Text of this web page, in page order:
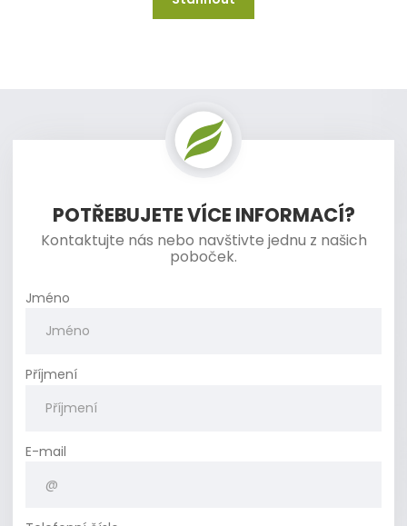
POTŘEBUJETE VÍCE INFORMACÍ?
Kontaktujte nás nebo navštivte jednu z našich
poboček.
Jméno
Příjmení
E-mail